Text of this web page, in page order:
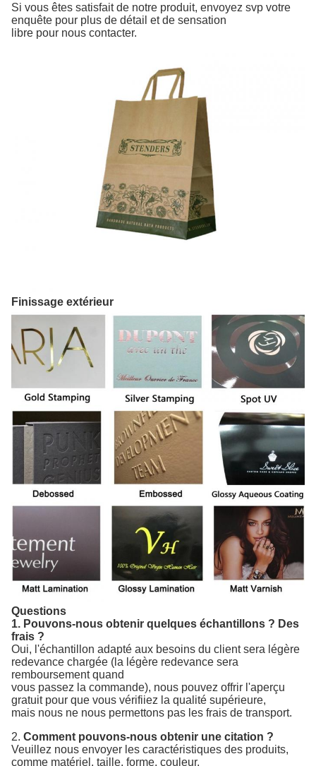
Si vous êtes satisfait de notre produit, envoyez svp votre
enquête pour plus de détail et de sensation
libre pour nous contacter.
Finissage extérieur
Questions
1. Pouvons-nous obtenir quelques échantillons ? Des
frais ?
Oui, l'échantillon adapté aux besoins du client sera légère
redevance chargée (la légère redevance sera
remboursement quand
vous passez la commande), nous pouvez offrir l'aperçu
gratuitpour que vous vérifiiez la qualité supérieure,
mais nous ne nous permettons pas les frais de transport.
2. Comment pouvons-nous obtenir une citation ?
Veuillez nous envoyer les caractéristiques des produits,
comme matériel, taille, forme, couleur,